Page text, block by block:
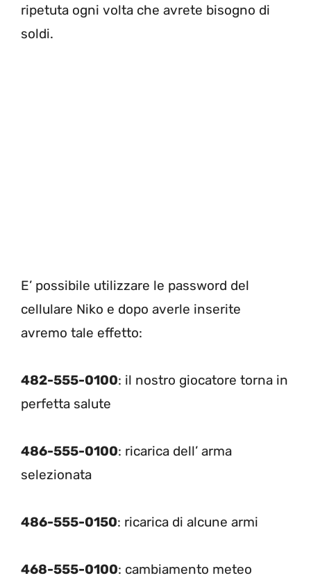
ripetuta ogni volta che avrete bisogno di
soldi.
E’ possibile utilizzare le password del
cellulare Niko e dopo averle inserite
avremo tale effetto:
482-555-0100: il nostro giocatore torna in
perfetta salute
486-555-0100: ricarica dell’ arma
selezionata
486-555-0150: ricarica di alcune armi
468-555-0100: cambiamento meteo